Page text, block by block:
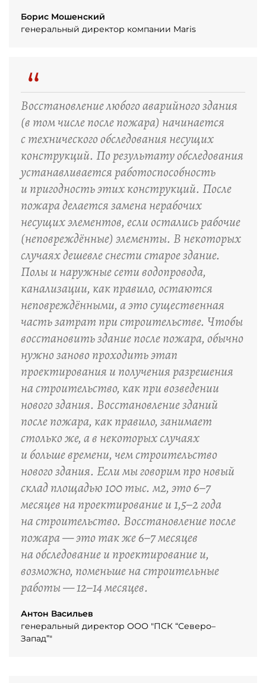
Борис Мошенский
генеральный директор компании Maris
“
Восстановление любого аварийного здания
(в том числе после пожара) начинается
с технического обследования несущих
конструкций. По результату обследования
устанавливается работоспособность
и пригодность этих конструкций. После
пожара делается замена нерабочих
несущих элементов, если остались рабочие
(неповреждённые) элементы. В некоторых
случаях дешевле снести старое здание.
Полы и наружные сети водопровода,
канализации, как правило, остаются
неповреждёнными, а это существенная
часть затрат при строительстве. Чтобы
восстановить здание после пожара, обычно
нужно заново проходить этап
проектирования и получения разрешения
на строительство, как при возведении
нового здания. Восстановление зданий
после пожара, как правило, занимает
столько же, а в некоторых случаях
и больше времени, чем строительство
нового здания. Если мы говорим про новый
склад площадью 100 тыс. м2, это 6–7
месяцев на проектирование и 1,5–2 года
на строительство. Восстановление после
пожара — это так же 6–7 месяцев
на обследование и проектирование и,
возможно, поменьше на строительные
работы — 12–14 месяцев.
Антон Васильев
генеральный директор ООО "ПСК “Северо–
Запад”"